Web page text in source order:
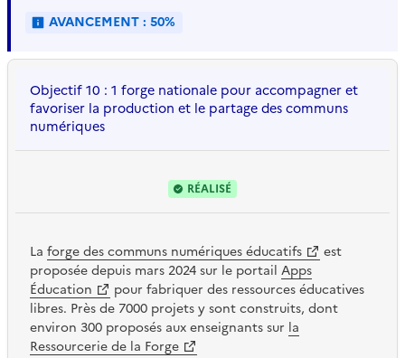
AVANCEMENT : 50%
Objectif 10 : 1 forge nationale pour accompagner et
favoriser la production et le partage des communs
numériques
RÉALISÉ
La forge des communs numériques éducatifs
est
proposée depuis mars 2024 sur le portail Apps
Éducation
pour fabriquer des ressources éducatives
libres. Près de 7000 projets y sont construits, dont
environ 300 proposés aux enseignants sur la
Ressourcerie de la Forge